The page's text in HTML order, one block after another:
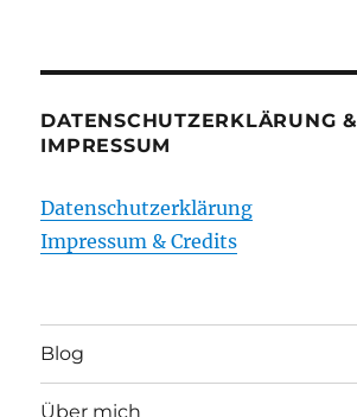
DATENSCHUTZERKLÄRUNG &
IMPRESSUM
Datenschutzerklärung
Impressum & Credits
Blog
Über mich